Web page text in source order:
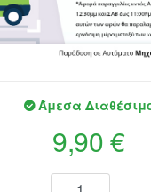
Άμεσα
9,90 €